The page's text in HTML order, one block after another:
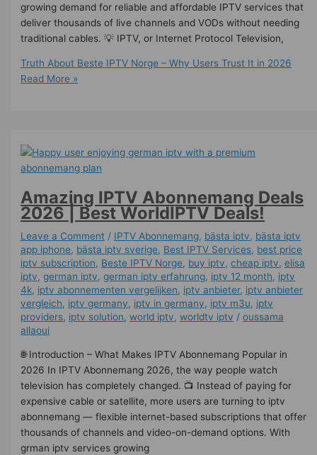
growing demand for reliable and affordable IPTV services that
deliver thousands of live channels and VODs without needing
traditional cables. 💡 IPTV, or Internet Protocol Television,
Truth About Beste IPTV Norge – Why Users Trust It in 2026
Read More »
Amazing IPTV Abonnemang Deals
2026 | Best WorldIPTV Deals!
Leave a Comment / IPTV Abonnemang, bästa iptv, bästa iptv
app iphone, bästa iptv sverige, Best IPTV Services, best price
iptv subscription, Beste IPTV Norge, buy iptv,cheap iptv,elisa
iptv,german iptv,german iptv erfahrung​, iptv 12 month, iptv
4k, iptv abonnementen vergelijken, iptv anbieter, iptv anbieter
vergleich, iptv germany​, iptv in germany, iptv m3u, iptv
providers, iptv solution,world iptv,worldtv iptv /oussama
allaoui
🌐 Introduction – What Makes IPTV Abonnemang Popular in
2026 In IPTV Abonnemang 2026, the way people watch
television has completely changed. 📺 Instead of paying for
expensive cable or satellite, more users are turning to iptv
abonnemang — flexible internet-based subscriptions that offer
thousands of channels and video-on-demand options. With
grman iptv services growing